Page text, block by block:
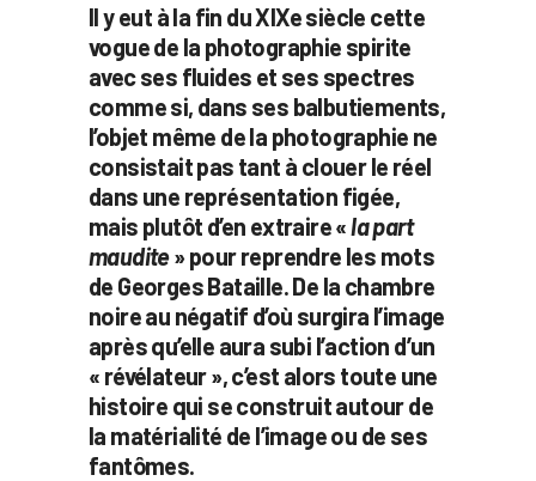
Il y eut à la fin du XIXe siècle cette
vogue de la photographie spirite
avec ses fluides et ses spectres
comme si, dans ses balbutiements,
l’objet même de la photographie ne
consistait pas tant à clouer le réel
dans une représentation figée,
mais plutôt d’en extraire «la part
maudite» pour reprendre les mots
de Georges Bataille. De la chambre
noire au négatif d’où surgira l’image
après qu’elle aura subi l’action d’un
« révélateur », c’est alors toute une
histoire qui se construit autour de
la matérialité de l’image ou de ses
fantômes.